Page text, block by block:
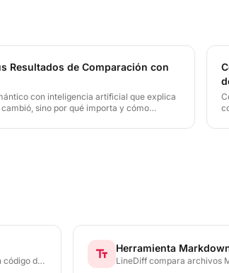
Resultados de Comparación con
con inteligencia artificial que explica
cambió, sino por qué importa y cómo
código de
text_fields Herramienta
LineDiff compara archivos